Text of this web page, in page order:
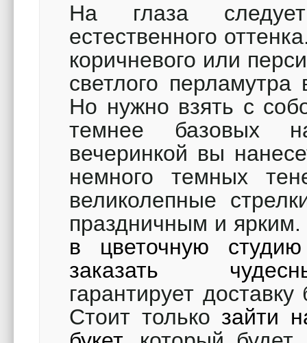
На глаза
естественного
коричневого или
светлого перламутра
Но нужно взять с
темнее базовых
вечеринкой вы
немного темных
великолепные
праздничным и
в цветочную
заказать
гарантирует
Стоит только зайти